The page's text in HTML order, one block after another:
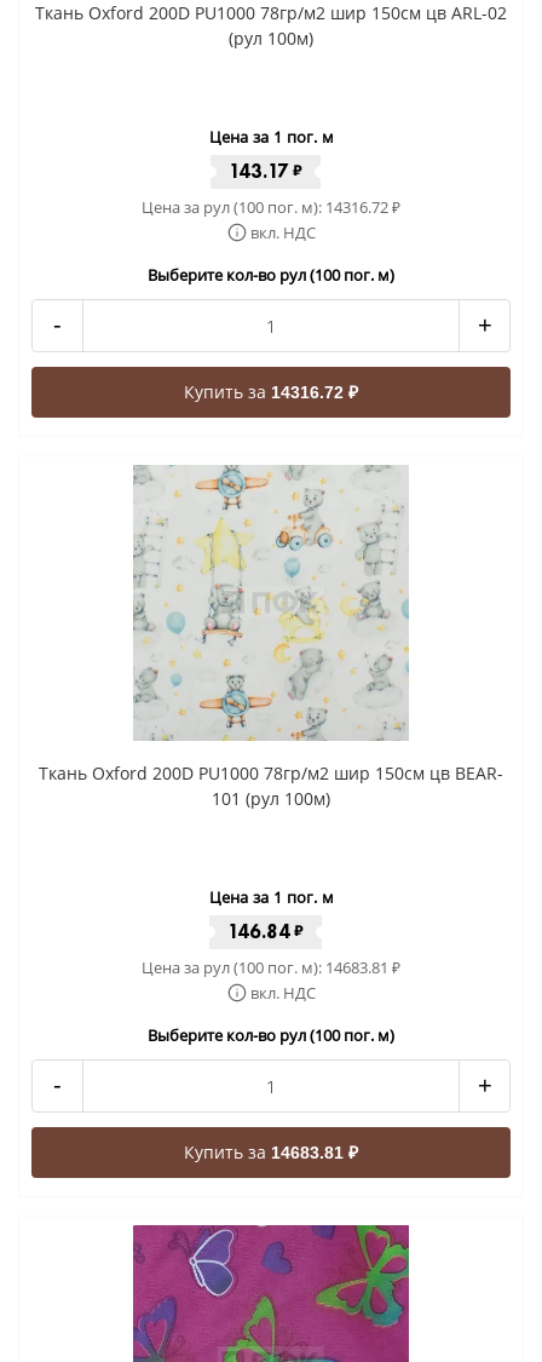
Ткань Oxford 200D PU1000 78гр/м2 шир 150см цв ARL-02
(рул 100м)
Цена за 1 пог. м
143.17 ₽
Цена за рул (100 пог. м): 14316.72₽
вкл. НДС
Выберите кол-во рул (100 пог. м)
- +
Купить за 14316.72 ₽
Ткань Oxford 200D PU1000 78гр/м2 шир 150см цв BEAR-
101 (рул 100м)
Цена за 1 пог. м
146.84 ₽
Цена за рул (100 пог. м): 14683.81 ₽
вкл. НДС
Выберите кол-во рул (100 пог. м)
- +
Купить за 14683.81 ₽